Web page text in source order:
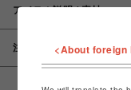
アイテム説明 / 素材
注意事項 <About foreign